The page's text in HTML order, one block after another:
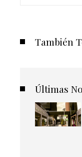
También
Últimas